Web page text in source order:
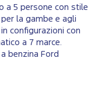
a 5 persone con stile
la gambe e agli
configurazioni con
a 7 marce.
benzina Ford